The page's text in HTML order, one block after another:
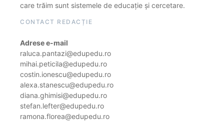
care trăim sunt sistemele de educație și cercetare.
CONTACT REDACȚIE
Adrese e-mail
raluca.pantazi@edupedu.ro
mihai.peticila@edupedu.ro
costin.ionescu@edupedu.ro
alexa.stanescu@edupedu.ro
diana.ghimisi@edupedu.ro
stefan.lefter@edupedu.ro
ramona.florea@edupedu.ro